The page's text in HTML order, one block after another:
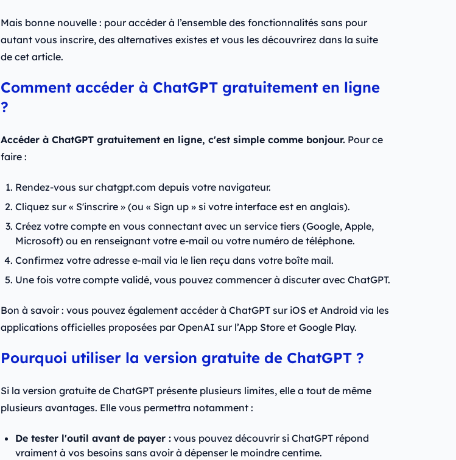
Mais bonne nouvelle : pour accéder à l’ensemble des fonctionnalités sans pour
autant vous inscrire, des alternatives existes et vous les découvrirez dans la suite
de cet article.
Comment accéder à ChatGPT gratuitement en ligne
?
Accéder à ChatGPT gratuitement en ligne, c'est simple comme bonjour.Pour ce
faire :
Rendez-vous sur chatgpt.com depuis votre navigateur.
Cliquez sur « S'inscrire » (ou « Sign up » si votre interface est en anglais).
Créez votre compte en vous connectant avec un service tiers (Google, Apple,
Microsoft) ou en renseignant votre e-mail ou votre numéro de téléphone.
Confirmez votre adresse e-mail via le lien reçu dans votre boîte mail.
Une fois votre compte validé, vous pouvez commencer à discuter avec ChatGPT.
Bon à savoir : vous pouvez également accéder à ChatGPT sur iOS et Android via les
applications officielles proposées par OpenAI sur l’App Store et Google Play.
Pourquoi utiliser la version gratuite de ChatGPT ?
Si la version gratuite de ChatGPT présente plusieurs limites, elle a tout de même
plusieurs avantages. Elle vous permettra notamment :
De tester l'outil avant de payer :vous pouvez découvrir si ChatGPT répond
vraiment à vos besoins sans avoir à dépenser le moindre centime.